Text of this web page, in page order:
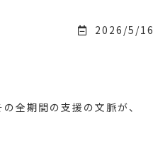
2026/5/16
全期間の支援の文脈が、